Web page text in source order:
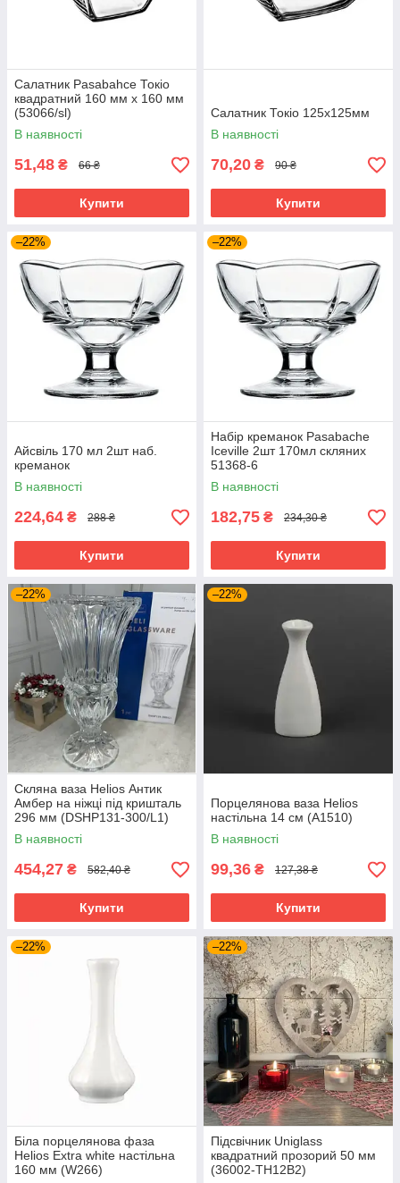
Салатник Pasabahce Токіо
квадратний 160 мм x 160 мм
(53066/sl)
В наявності
51,48 ₴ 66 ₴
Купити
Салатник Токіо 125х125мм
В наявності
70,20 ₴ 90 ₴
Купити
–22%
Айсвіль 170 мл 2шт наб.
креманок
В наявності
224,64 ₴ 288 ₴
Купити
–22%
Набір креманок Pasabache
Iceville 2шт 170мл скляних
51368-6
В наявності
182,75 ₴ 234,30 ₴
Купити
–22%
Скляна ваза Helios Антик
Амбер на ніжці під кришталь
296 мм (DSHP131-300/L1)
В наявності
454,27 ₴ 582,40 ₴
Купити
–22%
Порцелянова ваза Helios
настільна 14 см (A1510)
В наявності
99,36 ₴ 127,38 ₴
Купити
–22%
Біла порцелянова фаза
Helios Extra white настільна
160 мм (W266)
–22%
Підсвічник Uniglass
квадратний прозорий 50 мм
(36002-TH12B2)